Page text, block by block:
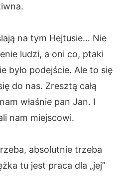
na tym Hejtusie… Nie
ludzi, a oni co, ptaki
było podejście. Ale to się
do nas. Zresztą całą
właśnie pan Jan. I
nam miejscowi.
absolutnie trzeba
tu jest praca dla „jej”